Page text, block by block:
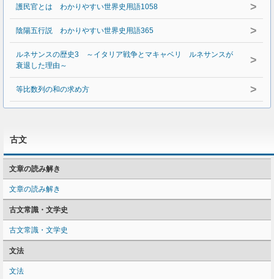
護民官とは わかりやすい世界史用語1058 >
陰陽五行説 わかりやすい世界史用語365 >
ルネサンスの歴史3 ～イタリア戦争とマキャベリ ルネサンスが
衰退した理由～
>
等比数列の和の求め方 >
古文
文章の読み解き
文章の読み解き
古文常識・文学史
古文常識・文学史
文法
文法